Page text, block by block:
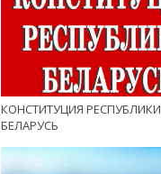
КОНСТИТУЦИЯ РЕСПУБЛИКИ
БЕЛАРУСЬ